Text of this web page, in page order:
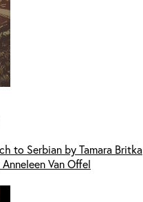
to Serbian by Tamara Britka
Van Offel